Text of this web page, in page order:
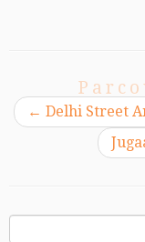
← Delhi Street